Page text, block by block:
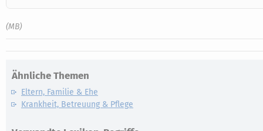
(MB)
Ähnliche Themen
Eltern, Familie & Ehe
Krankheit, Betreuung & Pflege